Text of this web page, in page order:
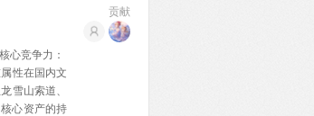
竞争力：
性在国内文
雪山索道、
心资产的持
贡献